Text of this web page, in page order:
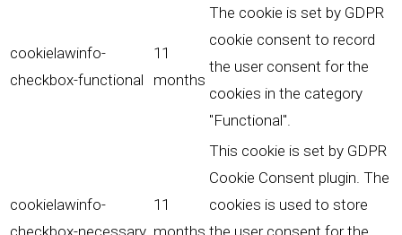
cookielawinfo-
checkbox-functional
11
months
The cookie is set by GDPR
cookie consent to record
the user consent for the
cookies in the category
"Functional".
cookielawinfo-
11
This cookie is set by GDPR
Cookie Consent plugin. The
cookies is used to store